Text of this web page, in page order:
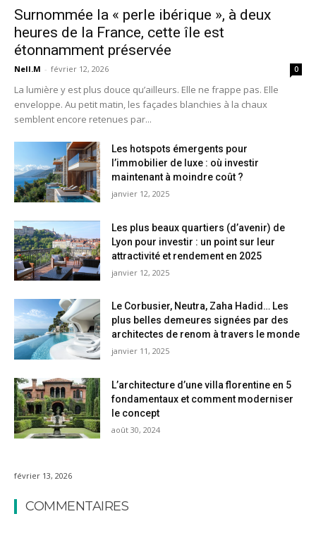
Surnommée la « perle ibérique », à deux
heures de la France, cette île est
étonnamment préservée
Nell.M - février 12, 2026 0
La lumière y est plus douce qu’ailleurs. Elle ne frappe pas. Elle
enveloppe. Au petit matin, les façades blanchies à la chaux
semblent encore retenues par...
Les hotspots émergents pour
l’immobilier de luxe : où investir
maintenant à moindre coût ?
janvier 12, 2025
Les plus beaux quartiers (d’avenir) de
Lyon pour investir : un point sur leur
attractivité et rendement en 2025
janvier 12, 2025
Le Corbusier, Neutra, Zaha Hadid… Les
plus belles demeures signées par des
architectes de renom à travers le monde
janvier 11, 2025
L’architecture d’une villa florentine en 5
fondamentaux et comment moderniser
le concept
août 30, 2024
février 13, 2026
COMMENTAIRES